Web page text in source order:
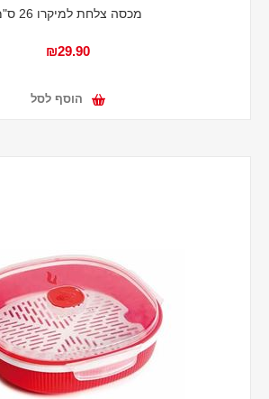
מכסה צלחת למיקרו 26 ס"מ
₪29.90
הוסף לסל